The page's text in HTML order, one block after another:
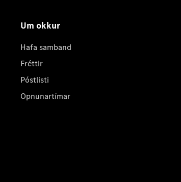
Um okkur
Hafa samband
Fréttir
Póstlisti
Opnunartímar